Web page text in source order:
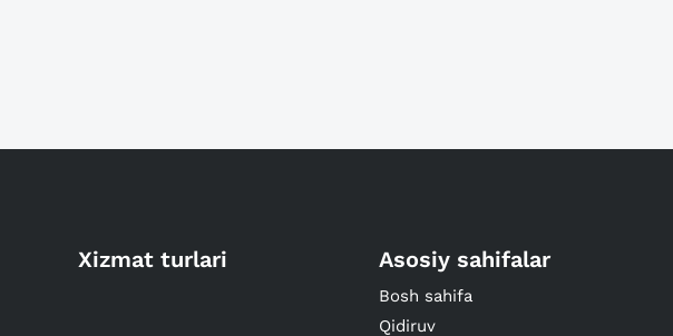
Xizmat turlari Asosiy sahifalar
Bosh sahifa
Qidiruv